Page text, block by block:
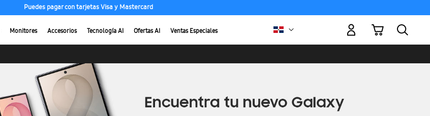
Puedes pagar con tarjetas Visa y Mastercard
Monitores Accesorios Tecnología AI Ofertas AI Ventas Especiales Mi carrito